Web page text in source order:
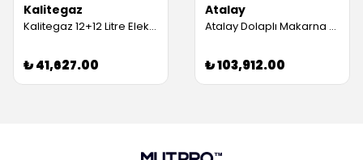
Kalitegaz
Kalitegaz 12+12 Litre Elektrikli Makarna Haşlama Makinesi 80x70x29 cm PC4070E Rinnova (Servis Garantili)
₺ 41,627.00
Atalay
Atalay Dolaplı Makarna Pişirici, Elektrikli (Servis Garantili)
₺ 103,912.00